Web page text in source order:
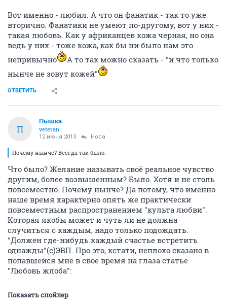
Вот именно - любил. А что он фанатик - так то уже
вторично. Фанатики не умеют по-другому, вот у них -
такая любовь. Как у африканцев кожа черная, но она
ведь у них - тоже кожа, как бы ни было нам это
непривычно
А то так можно сказать - "и что только
нынче не зовут кожей"
ОТВЕТИТЬ
П
Пышка
veteran
12 июня 2013 Hoda
Почему нынче? Всегда так было.
Что было? Желание называть своё реальное чувство
другим, более возвышенным? Было. Хотя и не столь
повсеместно. Почему нынче? Да потому, что именно
наше время характерно опять же практически
повсеместным распространением "культа любви".
Которая якобы может и чуть ли не должна
случиться с каждым, надо только подождать.
"Должен где-нибудь каждый счастье встретить
однажды"(с)ЭВП. Про это, кстати, неплохо сказано в
попавшейся мне в свое время на глаза статье
"Любовь жлоба":
Показать спойлер